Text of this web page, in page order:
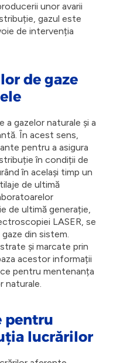
unor avarii
gazul este
de intervenția
de gaze
a gazelor naturale și a
În acest sens,
pentru a asigura
în condiții de
în același timp un
de ultimă
de ultimă generație,
LASER, se
din sistem.
și marcate prin
acestor informații
pentru mentenanța
naturale.
pentru
lucrărilor